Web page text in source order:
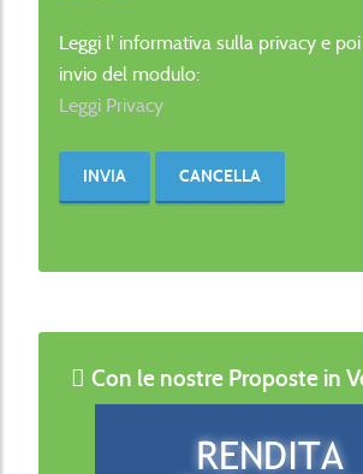
Leggi l' informativa sulla privacy e
invio del modulo:
Leggi Privacy
INVIA CANCELLA
Con le nostre Proposte in